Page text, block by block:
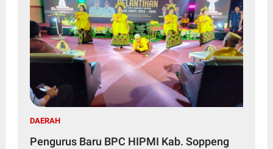
DAERAH
Pengurus Baru BPC HIPMI Kab. Soppeng